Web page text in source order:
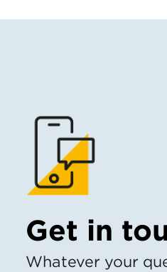
Get in
Whatever your